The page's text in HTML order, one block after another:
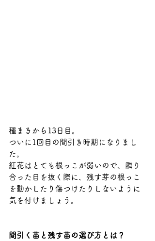
種まきから13日目。
ついに1回目の間引き時期になりまし
た。
紅花はとても根っこが弱いので、隣り
合った目を抜く際に、残す芽の根っこ
を動かしたり傷つけたりしないように
気を付けましょう。
間引く苗と残す苗の選び方とは？